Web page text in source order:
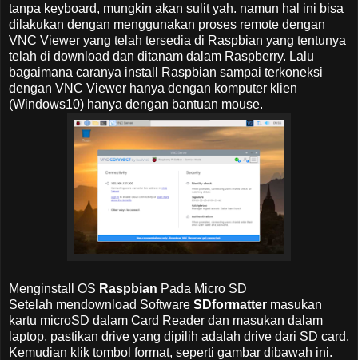
tanpa keyboard, mungkin akan sulit yah. namun hal ini bisa
dilakukan dengan menggunakan proses remote dengan
VNC Viewer yang telah tersedia di Raspbian yang tentunya
telah di download dan ditanam dalam Raspberry. Lalu
bagaimana caranya install Raspbian sampai terkoneksi
dengan VNC Viewer hanya dengan komputer klien
(Windows10) hanya dengan bantuan mouse.
Menginstall OS Raspbian Pada Micro SD
Setelah mendownload Software SDformatter masukan
kartu microSD dalam Card Reader dan masukan dalam
laptop, pastikan drive yang dipilih adalah drive dari SD card.
Kemudian klik tombol format, seperti gambar dibawah ini.